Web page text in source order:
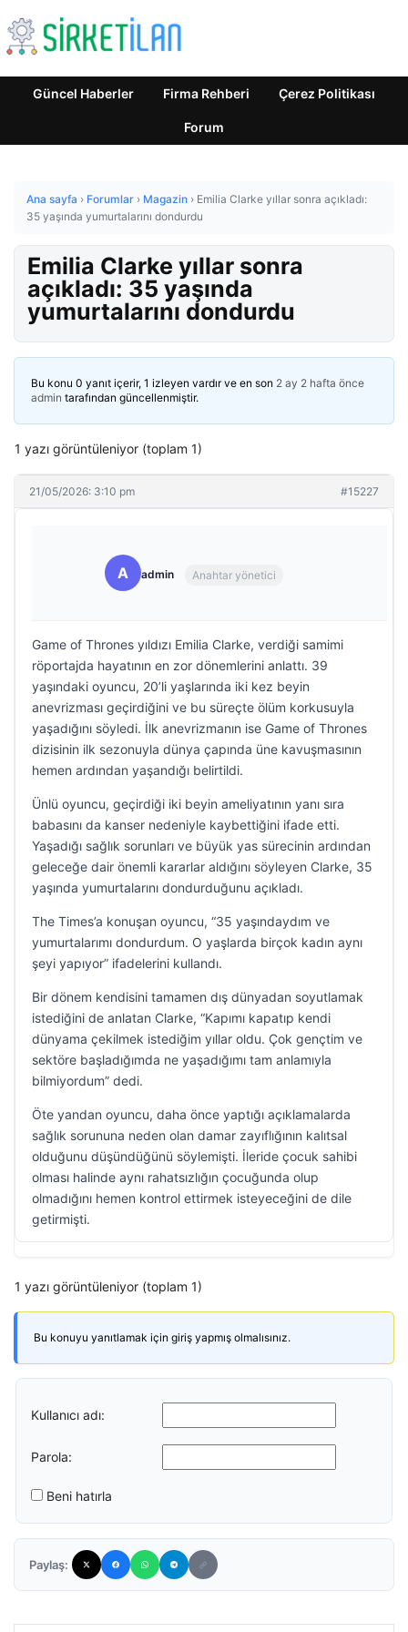
Güncel Haberler Firma Rehberi Çerez Politikası
Forum
Ana sayfa › Forumlar › Magazin › Emilia Clarke yıllar sonra açıkladı:
35 yaşında yumurtalarını dondurdu
Emilia Clarke yıllar sonra
açıkladı: 35 yaşında
yumurtalarını dondurdu
Bu konu 0 yanıt içerir, 1 izleyen vardır ve en son 2 ay 2 hafta önce
admin tarafından güncellenmiştir.
1 yazı görüntüleniyor (toplam 1)
21/05/2026: 3:10 pm #15227
A admin Anahtar yönetici
Game of Thrones yıldızı Emilia Clarke, verdiği samimi
röportajda hayatının en zor dönemlerini anlattı. 39
yaşındaki oyuncu, 20’li yaşlarında iki kez beyin
anevrizması geçirdiğini ve bu süreçte ölüm korkusuyla
yaşadığını söyledi. İlk anevrizmanın ise Game of Thrones
dizisinin ilk sezonuyla dünya çapında üne kavuşmasının
hemen ardından yaşandığı belirtildi.
Ünlü oyuncu, geçirdiği iki beyin ameliyatının yanı sıra
babasını da kanser nedeniyle kaybettiğini ifade etti.
Yaşadığı sağlık sorunları ve büyük yas sürecinin ardından
geleceğe dair önemli kararlar aldığını söyleyen Clarke, 35
yaşında yumurtalarını dondurduğunu açıkladı.
The Times’a konuşan oyuncu, “35 yaşındaydım ve
yumurtalarımı dondurdum. O yaşlarda birçok kadın aynı
şeyi yapıyor” ifadelerini kullandı.
Bir dönem kendisini tamamen dış dünyadan soyutlamak
istediğini de anlatan Clarke, “Kapımı kapatıp kendi
dünyama çekilmek istediğim yıllar oldu. Çok gençtim ve
sektöre başladığımda ne yaşadığımı tam anlamıyla
bilmiyordum” dedi.
Öte yandan oyuncu, daha önce yaptığı açıklamalarda
sağlık sorununa neden olan damar zayıflığının kalıtsal
olduğunu düşündüğünü söylemişti. İleride çocuk sahibi
olması halinde aynı rahatsızlığın çocuğunda olup
olmadığını hemen kontrol ettirmek isteyeceğini de dile
getirmişti.
1 yazı görüntüleniyor (toplam 1)
Bu konuyu yanıtlamak için giriş yapmış olmalısınız.
Kullanıcı adı:
Parola:
Beni hatırla
Paylaş: